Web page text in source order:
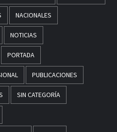
NACIONALES
NOTICIAS
PORTADA
PUBLICACIONES
SIN CATEGORÍA